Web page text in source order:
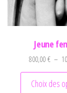
Jeune
800,00€ –
Choix des